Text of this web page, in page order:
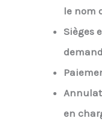
le nom
Sièges
en